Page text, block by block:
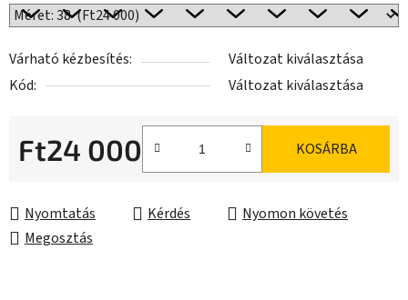
Várható kézbesítés:
Változat kiválasztása
Kód:
Változat kiválasztása
Ft24 000 KOSÁRBA
Nyomtatás Kérdés
Nyomon követés
Megosztás